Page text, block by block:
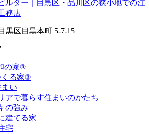
黒区目黒本町 5-7-15
の家®
くる家®
い
アで暮らす住まいのかたち
の強み
建てる家
宅